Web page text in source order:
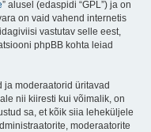
” alusel (edaspidi “GPL”) ja on
on vaid vahend internetis
vastutav selle eest,
phpBB kohta leiad
ja moderaatorid üritavad
nii kiiresti kui võimalik, on
sa, et kõik siia leheküljele
moderaatorite